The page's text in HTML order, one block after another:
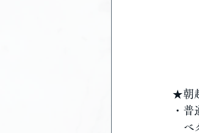
★朝
・普
ベ